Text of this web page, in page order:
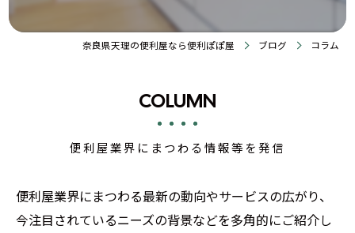
奈良県天理の便利屋なら便利ぽぽ屋 ブログ コラム
COLUMN
便利屋業界にまつわる情報等を発信
便利屋業界にまつわる最新の動向やサービスの広がり、
今注目されているニーズの背景などを多角的にご紹介し